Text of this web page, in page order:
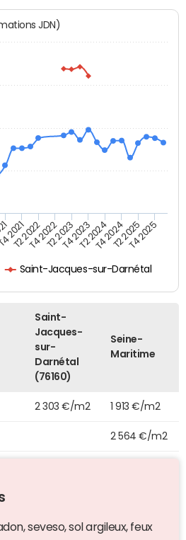
estimations JDN)
Saint-Jacques-sur-Darnétal
2021
T2 2022T4 2022T2 2023T4 2023T2 2024T4 2024T2 2025T4 2025
Saint-
Jacques-
sur-
Darnétal
(76160)
Seine-
Maritime
2 303 €/m2 1 913 €/m2
2 564 €/m2
seveso, sol argileux, feux